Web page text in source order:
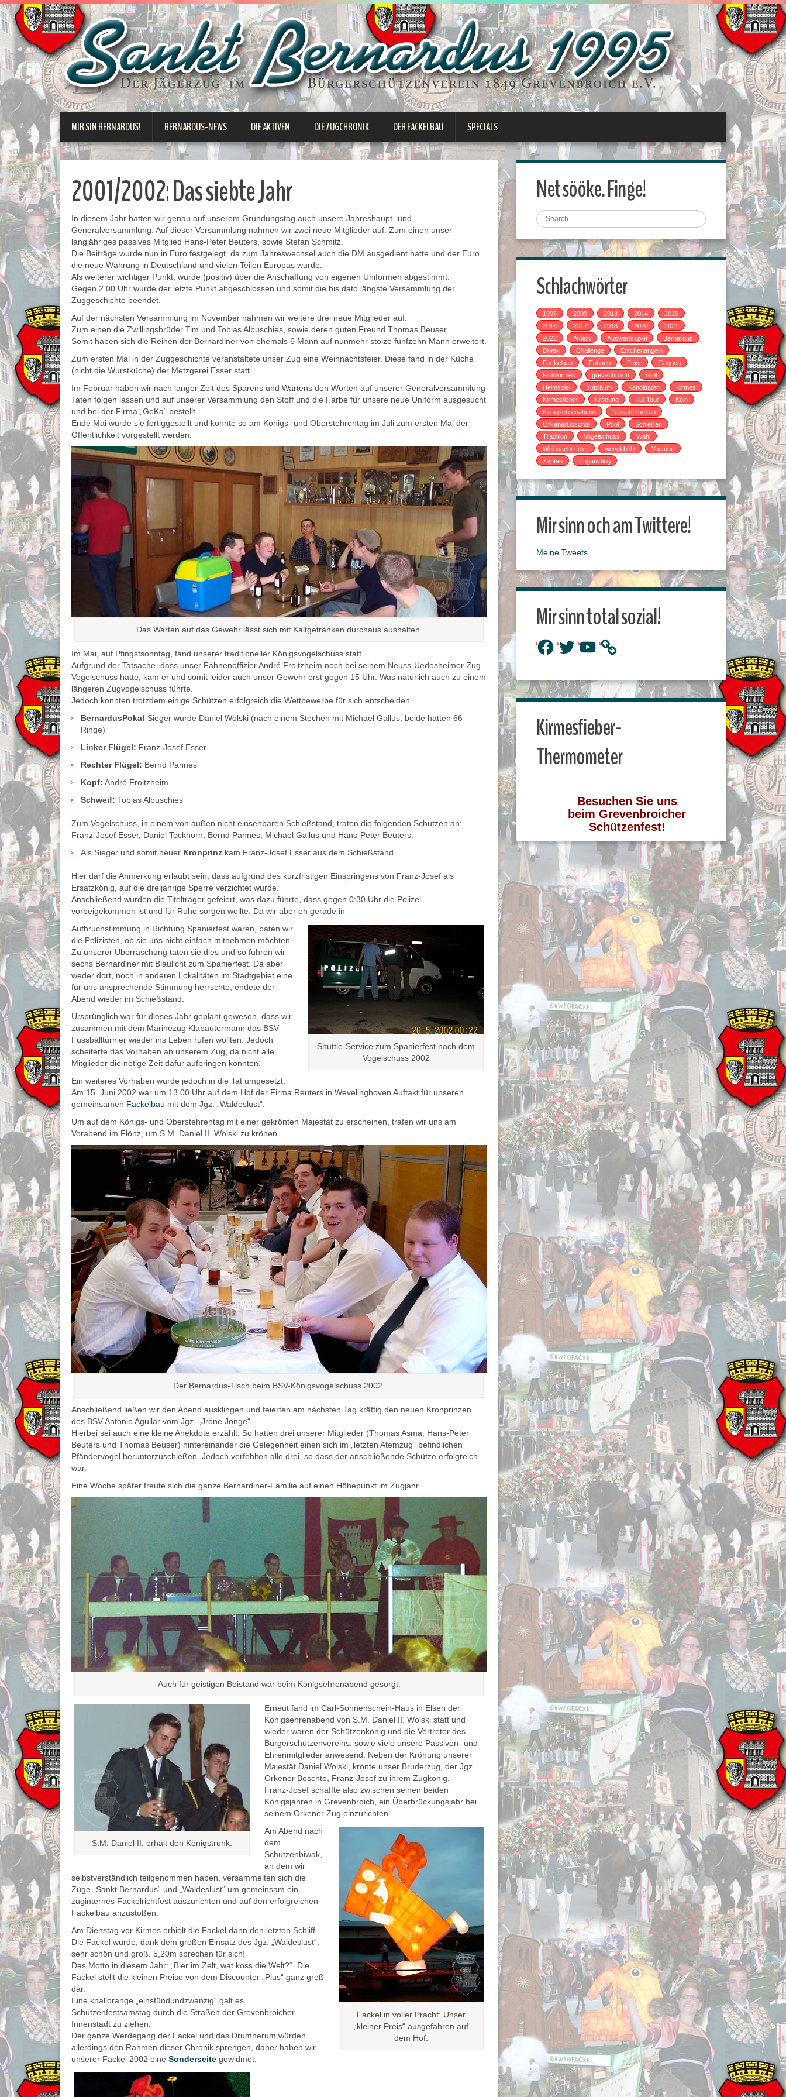
MIR SIN BERNARDUS! BERNARDUS-NEWS DIE AKTIVEN DIE ZUGCHRONIK DER FACKELBAU SPECIALS
2001/2002: Das siebte Jahr
In diesem Jahr hatten wir genau auf unserem Gründungstag auch unsere Jahreshaupt- und
Generalversammlung. Auf dieser Versammlung nahmen wir zwei neue Mitglieder auf. Zum einen unser
langjähriges passives Mitglied Hans-Peter Beuters, sowie Stefan Schmitz.
Die Beiträge wurde nun in Euro festgelegt, da zum Jahreswechsel auch die DM ausgedient hatte und der Euro
die neue Währung in Deutschland und vielen Teilen Europas wurde.
Als weiterer wichtiger Punkt, wurde (positiv) über die Anschaffung von eigenen Uniformen abgestimmt.
Gegen 2.00 Uhr wurde der letzte Punkt abgeschlossen und somit die bis dato längste Versammlung der
Zuggeschichte beendet.
Auf der nächsten Versammlung im November nahmen wir weitere drei neue Mitglieder auf.
Zum einen die Zwillingsbrüder Tim und Tobias Albuschies, sowie deren guten Freund Thomas Beuser.
Somit haben sich die Reihen der Bernardiner von ehemals 6 Mann auf nunmehr stolze fünfzehn Mann erweitert.
Zum ersten Mal in der Zuggeschichte veranstaltete unser Zug eine Weihnachtsfeier. Diese fand in der Küche
(nicht die Wurstküche) der Metzgerei Esser statt.
Im Februar haben wir nach langer Zeit des Sparens und Wartens den Worten auf unserer Generalversammlung
Taten folgen lassen und auf unserer Versammlung den Stoff und die Farbe für unsere neue Uniform ausgesucht
und bei der Firma „GeKa“ bestellt.
Ende Mai wurde sie fertiggestellt und konnte so am Königs- und Oberstehrentag im Juli zum ersten Mal der
Öffentlichkeit vorgestellt werden.
Das Warten auf das Gewehr lässt sich mit Kaltgetränken durchaus aushalten.
Im Mai, auf Pfingstsonntag, fand unserer traditioneller Königsvogelschuss statt.
Aufgrund der Tatsache, dass unser Fahnenoffizier André Froitzheim noch bei seinem Neuss-Uedesheimer Zug
Vogelschuss hatte, kam er und somit leider auch unser Gewehr erst gegen 15 Uhr. Was natürlich auch zu einem
längeren Zugvogelschuss führte.
Jedoch konnten trotzdem einige Schützen erfolgreich die Wettbewerbe für sich entscheiden.
BernardusPokal-Sieger wurde Daniel Wolski (nach einem Stechen mit Michael Gallus, beide hatten 66
Ringe)
Linker Flügel: Franz-Josef Esser
Rechter Flügel: Bernd Pannes
Kopf: André Froitzheim
Schweif: Tobias Albuschies
Zum Vogelschuss, in einem von außen nicht einsehbaren Schießstand, traten die folgenden Schützen an:
Franz-Josef Esser, Daniel Tockhorn, Bernd Pannes, Michael Gallus und Hans-Peter Beuters.
Als Sieger und somit neuer Kronprinz kam Franz-Josef Esser aus dem Schießstand.
Hier darf die Anmerkung erlaubt sein, dass aufgrund des kurzfristigen Einspringens von Franz-Josef als
Ersatzkönig, auf die dreijährige Sperre verzichtet wurde.
Anschließend wurden die Titelträger gefeiert, was dazu führte, dass gegen 0:30 Uhr die Polizei
vorbeigekommen ist und für Ruhe sorgen wollte. Da wir aber eh gerade in
Shuttle-Service zum Spanierfest nach dem
Vogelschuss 2002
Aufbruchstimmung in Richtung Spanierfest waren, baten wir
die Polizisten, ob sie uns nicht einfach mitnehmen möchten.
Zu unserer Überraschung taten sie dies und so fuhren wir
sechs Bernardiner mit Blaulicht zum Spanierfest. Da aber
weder dort, noch in anderen Lokalitäten im Stadtgebiet eine
für uns ansprechende Stimmung herrschte, endete der
Abend wieder im Schießstand.
Ursprünglich war für dieses Jahr geplant gewesen, dass wir
zusammen mit dem Marinezug Klabautermann das BSV
Fussballturnier wieder ins Leben rufen wollten. Jedoch
scheiterte das Vorhaben an unserem Zug, da nicht alle
Mitglieder die nötige Zeit dafür aufbringen konnten.
Ein weiteres Vorhaben wurde jedoch in die Tat umgesetzt.
Am 15. Juni 2002 war um 13.00 Uhr auf dem Hof der Firma Reuters in Wevelinghoven Auftakt für unseren
gemeinsamen Fackelbau mit dem Jgz. „Waldeslust“.
Um auf dem Königs- und Oberstehrentag mit einer gekrönten Majestät zu erscheinen, trafen wir uns am
Vorabend im Flönz, um S.M. Daniel II. Wolski zu krönen.
Der Bernardus-Tisch beim BSV-Königsvogelschuss 2002.
Anschließend ließen wir den Abend ausklingen und feierten am nächsten Tag kräftig den neuen Kronprinzen
des BSV Antonio Aguilar vom Jgz. „Jröne Jonge“.
Hierbei sei auch eine kleine Anekdote erzählt. So hatten drei unserer Mitglieder (Thomas Asma, Hans-Peter
Beuters und Thomas Beuser) hintereinander die Gelegenheit einen sich im „letzten Atemzug“ befindlichen
Pfändervogel herunterzuschießen. Jedoch verfehlten alle drei, so dass der anschließende Schütze erfolgreich
war.
Eine Woche später freute sich die ganze Bernardiner-Familie auf einen Höhepunkt im Zugjahr.
Auch für geistigen Beistand war beim Königsehrenabend gesorgt.
S.M. Daniel II. erhält den Königstrunk.
Erneut fand im Carl-Sonnenschein-Haus in Elsen der
Königsehrenabend von S.M. Daniel II. Wolski statt und
wieder waren der Schützenkönig und die Vertreter des
Bürgerschützenvereins, sowie viele unsere Passiven- und
Ehrenmitglieder anwesend. Neben der Krönung unserer
Majestät Daniel Wolski, krönte unser Bruderzug, der Jgz.
Orkener Boschte, Franz-Josef zu ihrem Zugkönig.
Franz-Josef schaffte also zwischen seinen beiden
Königsjahren in Grevenbroich, ein Überbrückungsjahr bei
seinem Orkener Zug einzurichten.
Fackel in voller Pracht: Unser
„kleiner Preis“ ausgefahren auf
dem Hof.
Am Abend nach
dem
Schützenbiwak,
an dem wir
selbstverständlich teilgenommen haben, versammelten sich die
Züge „Sankt Bernardus“ und „Waldeslust“ um gemeinsam ein
zuginternes Fackelrichtfest auszurichten und auf den erfolgreichen
Fackelbau anzustoßen.
Am Dienstag vor Kirmes erhielt die Fackel dann den letzten Schliff.
Die Fackel wurde, dank dem großen Einsatz des Jgz. „Waldeslust“,
sehr schön und groß. 5,20m sprechen für sich!
Das Motto in diesem Jahr: „Bier im Zelt, wat koss die Welt?“. Die
Fackel stellt die kleinen Preise von dem Discounter „Plus“ ganz groß
dar.
Eine knallorange „einsfündundzwanzig“ galt es
Schützenfestsamstag durch die Straßen der Grevenbroicher
Innenstadt zu ziehen.
Der ganze Werdegang der Fackel und das Drumherum würden
allerdings den Rahmen dieser Chronik sprengen, daher haben wir
unserer Fackel 2002 eine Sonderseite gewidmet.
Net sööke. Finge!
Search
Schlachwörter
1995 2009 2013 2014
2015
2016
2017 2018 2020
2021
2022
Aktion Auswärtsspiel
Bernardus
Biwak
Challenge
Entchenangeln
Fackelbau
Fahnen Feier
Flaggen
Frühkirmes
grevenbroich
Grill
Heimspiel
Jubiläum Kandidaten
Kirmes
Kirmesfieber
Krönung Kul-Tour
Köln
Königsehrenabend
Neujahrshexen
OrkenerBoschte
Pool
Schießen
Tradition
Vogelschuss
Wahl
Weihnachtsfeier
wengkbühl
Youtube
Zapfen
Zugausflug
Mir sinn och am Twittere!
Meine Tweets
Mir sinn total sozial!
Facebook
TwitterYouTube
Kirmesfieber-
Thermometer
Besuchen Sie uns
beim Grevenbroicher
Schützenfest!